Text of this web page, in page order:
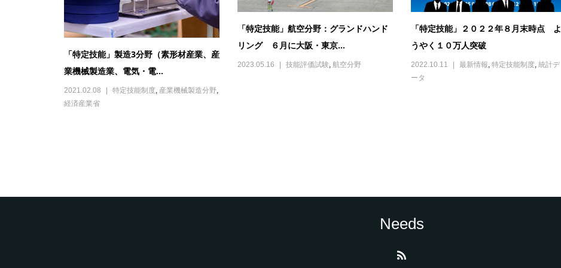
「特定技能」製造3分野（素形材産業、産
業機械製造業、電気・電...
2021.02.08 特定技能制度, 産業機械製造分野,
経済産業省
「特定技能」航空分野：グランドハンド
リング ６月に大阪・東京...
2023.05.16 技能評価試験, 航空分野
「特定技能」２０２２年８月末時点 よ
うやく１０万人突破
2022.10.11 最新情報, 特定技能制度, 統計デ
ータ
Needs